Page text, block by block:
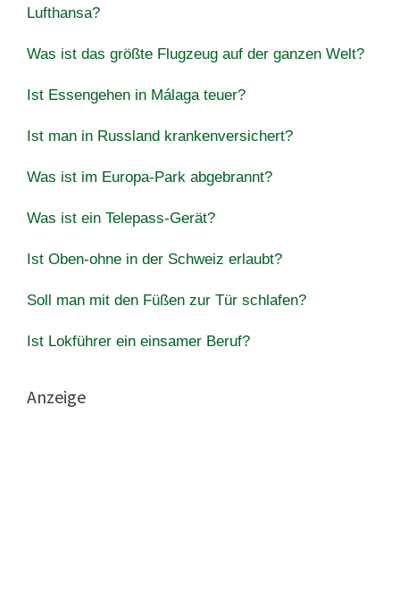
Lufthansa?
Was ist das größte Flugzeug auf der ganzen Welt?
Ist Essengehen in Málaga teuer?
Ist man in Russland krankenversichert?
Was ist im Europa-Park abgebrannt?
Was ist ein Telepass-Gerät?
Ist Oben-ohne in der Schweiz erlaubt?
Soll man mit den Füßen zur Tür schlafen?
Ist Lokführer ein einsamer Beruf?
Anzeige